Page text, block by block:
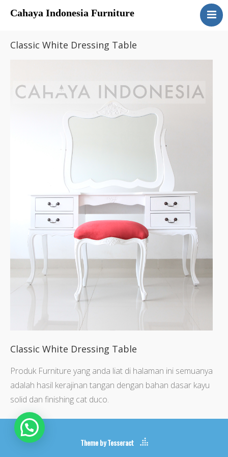
Cahaya Indonesia Furniture
About
Services
Articles
Contact Us
Classic White Dressing Table
Classic White Dressing Table
Produk Furniture yang anda liat di halaman ini semuanya
adalah hasil kerajinan tangan dengan bahan dasar kayu
solid dan finishing cat duco.
Theme byTesseract